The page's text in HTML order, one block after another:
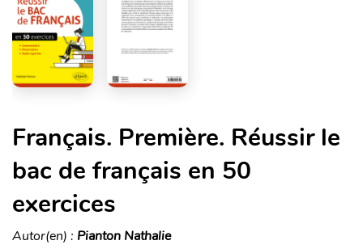
Français. Première. Réussir le
bac de français en 50
exercices
Autor(en) : Pianton Nathalie